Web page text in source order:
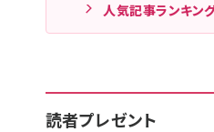
人気記事ランキン
読者プレゼント